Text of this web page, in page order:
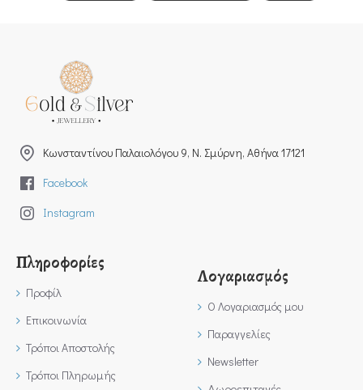
Kωνσταντίνου Παλαιολόγου 9, Ν. Σμύρνη, Αθήνα 17121
Facebook
Instagram
Πληροφορίες
Προφίλ
Επικοινωνία
Τρόποι Αποστολής
Τρόποι Πληρωμής
Λογαριασμός
Ο Λογαριασμός μου
Παραγγελίες
Newsletter